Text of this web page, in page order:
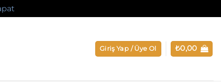
Giriş Yap / Üye Ol ₺0,00